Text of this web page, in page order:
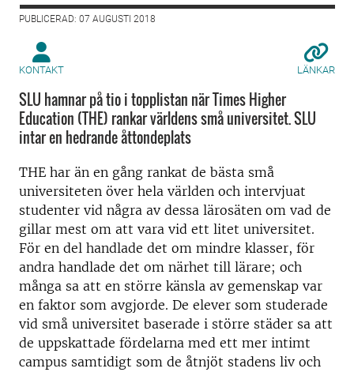
PUBLICERAD: 07 AUGUSTI 2018
KONTAKT LÄNKAR
SLU hamnar på tio i topplistan när Times Higher
Education (THE) rankar världens små universitet. SLU
intar en hedrande åttondeplats
THE har än en gång rankat de bästa små
universiteten över hela världen och intervjuat
studenter vid några av dessa lärosäten om vad de
gillar mest om att vara vid ett litet universitet.
För en del handlade det om mindre klasser, för
andra handlade det om närhet till lärare; och
många sa att en större känsla av gemenskap var
en faktor som avgjorde. De elever som studerade
vid små universitet baserade i större städer sa att
de uppskattade fördelarna med ett mer intimt
campus samtidigt som de åtnjöt stadens liv och